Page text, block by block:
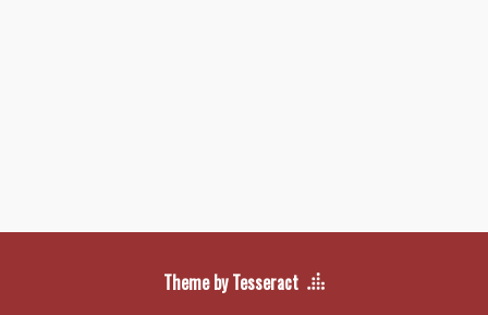
Theme by Tesseract